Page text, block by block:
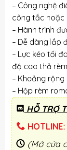
– Công nghệ
công tắc hoặc
– Hành trình
– Dễ dàng lắp
– Lực kéo tối
độ cao thả
– Khoảng
– Hộp rèm
HỖ TRỢ
(Mở cửa